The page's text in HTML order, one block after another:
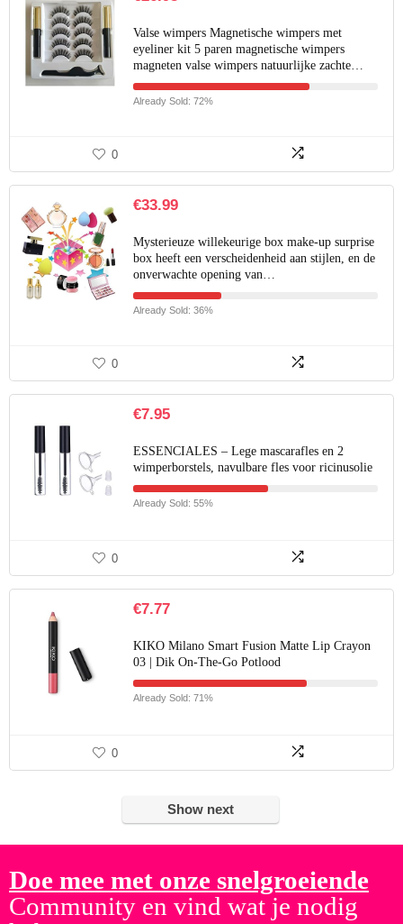
Valse wimpers Magnetische wimpers met
eyeliner kit 5 paren magnetische wimpers
magneten valse wimpers natuurlijke zachte…
Already Sold: 72%
0
€33.99
Mysterieuze willekeurige box make-up surprise
box heeft een verscheidenheid aan stijlen, en de
onverwachte opening van…
Already Sold: 36%
0
€7.95
ESSENCIALES – Lege mascarafles en 2
wimperborstels, navulbare fles voor ricinusolie
Already Sold: 55%
0
€7.77
KIKO Milano Smart Fusion Matte Lip Crayon
03 | Dik On-The-Go Potlood
Already Sold: 71%
0
Show next
Doe mee met onze snelgroeiende
Community en vind wat je nodig